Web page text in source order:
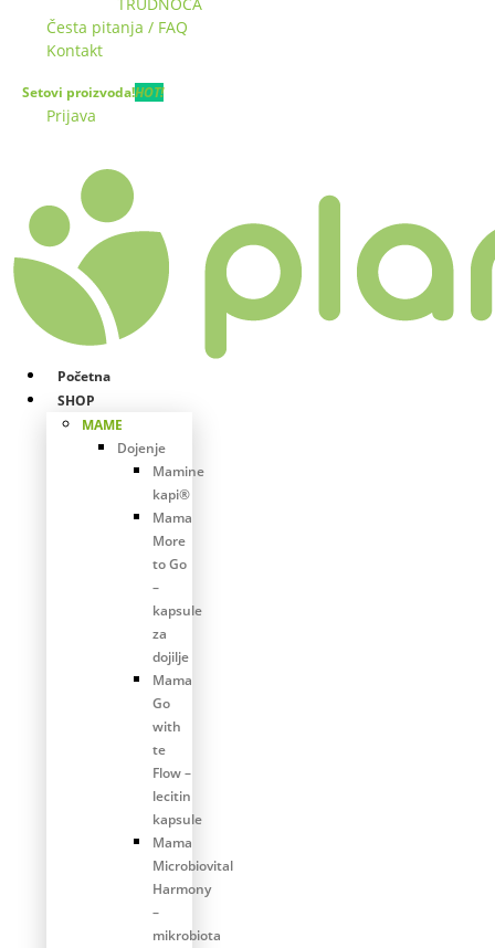
Česta pitanja / FAQ
Kontakt
Setovi proizvoda!HOT!
Prijava
Početna
SHOP
MAME
Dojenje
Mamine
kapi®
Mama
More
to Go
–
kapsule
za
dojilje
Mama
Go
with
te
Flow –
lecitin
kapsule
Mama
Microbiovital
Harmony
–
mikrobiota